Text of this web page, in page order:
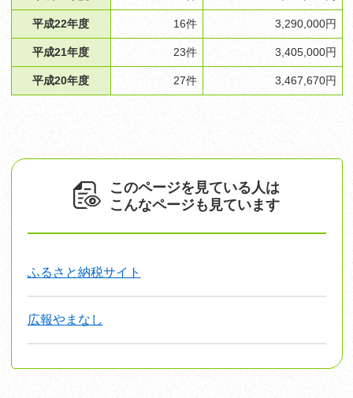
平成22年度 ​16件 3,290,000円
平成21年度 ​23件 3,405,000円
平成20年度 27件 3,467,670円
このページを見ている人は
こんなページも見ています
ふるさと納税サイト
広報やまなし